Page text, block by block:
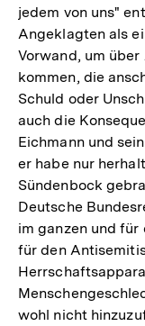
jedem von uns"
Angeklagten als
Vorwand, um
kommen, die
Schuld oder
auch die
Eichmann und
er habe nur
Sündenbock
Deutsche
im ganzen und für
für den
wohl nicht